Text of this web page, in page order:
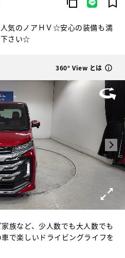
人気のノアＨＶ☆安心の装備も満
下さい☆
360° View とは
族など、少人数でも大人数でも
で楽しいドライビングライフを